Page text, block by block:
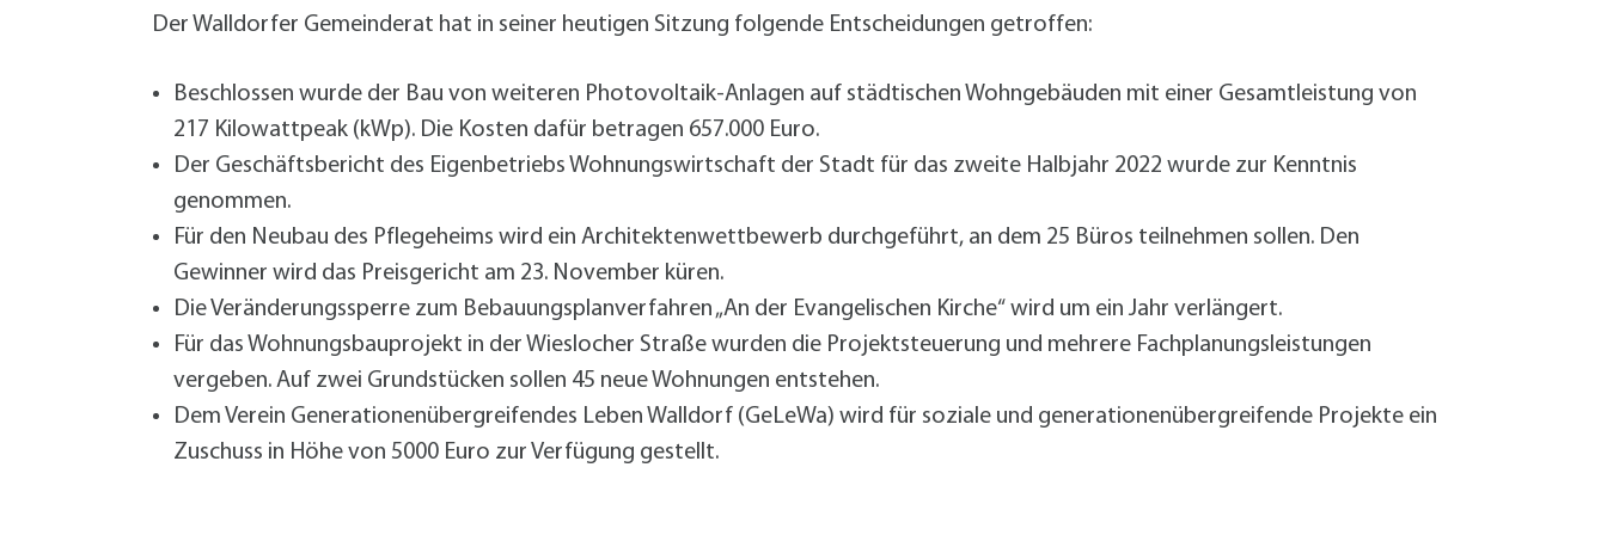
Walldorf-Süd 2. BA
Veranstaltungskalender
Wegbeschreibung
Zahlen und Fakten
Der Walldorfer Gemeinderat hat in seiner heutigen Sitzung folgende Entscheidungen getroffen:
Beschlossen wurde der Bau von weiteren Photovoltaik-Anlagen auf städtischen Wohngebäuden mit einer Gesamtleistung von
217 Kilowattpeak (kWp). Die Kosten dafür betragen 657.000 Euro.
Der Geschäftsbericht des Eigenbetriebs Wohnungswirtschaft der Stadt für das zweite Halbjahr 2022 wurde zur Kenntnis
genommen.
Für den Neubau des Pflegeheims wird ein Architektenwettbewerb durchgeführt, an dem 25 Büros teilnehmen sollen. Den
Gewinner wird das Preisgericht am 23. November küren.
Die Veränderungssperre zum Bebauungsplanverfahren „An der Evangelischen Kirche“ wird um ein Jahr verlängert.
Für das Wohnungsbauprojekt in der Wieslocher Straße wurden die Projektsteuerung und mehrere Fachplanungsleistungen
vergeben. Auf zwei Grundstücken sollen 45 neue Wohnungen entstehen.
Dem Verein Generationenübergreifendes Leben Walldorf (GeLeWa) wird für soziale und generationenübergreifende Projekte ein
Zuschuss in Höhe von 5000 Euro zur Verfügung gestellt.